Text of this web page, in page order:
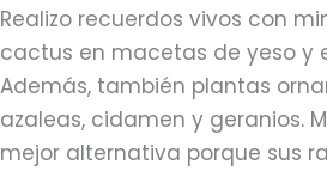
Realizo recuerdos vivos con
cactus en macetas de yeso y
Además, también plantas
azaleas, cidamen y geranios.
mejor alternativa porque sus